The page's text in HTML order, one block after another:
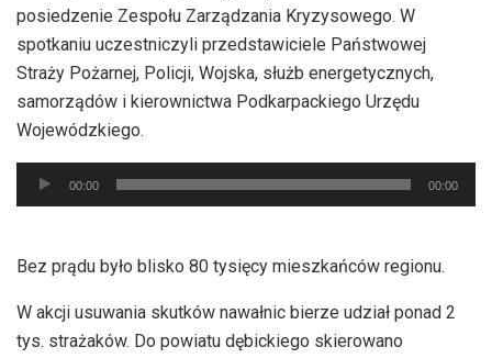
posiedzenie Zespołu Zarządzania Kryzysowego. W
spotkaniu uczestniczyli przedstawiciele Państwowej
Straży Pożarnej, Policji, Wojska, służb energetycznych,
samorządów i kierownictwa Podkarpackiego Urzędu
Wojewódzkiego.
Odtwarzacz
plików
00:00 00:00
Bez prądu było blisko 80 tysięcy mieszkańców regionu.
W akcji usuwania skutków nawałnic bierze udział ponad 2
tys. strażaków. Do powiatu dębickiego skierowano